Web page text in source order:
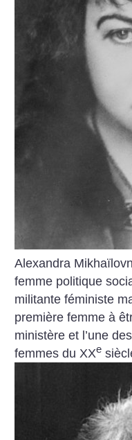
Alexandra
femme politique
militante féministe
première femme à
ministère et l’une
femmes du XXe